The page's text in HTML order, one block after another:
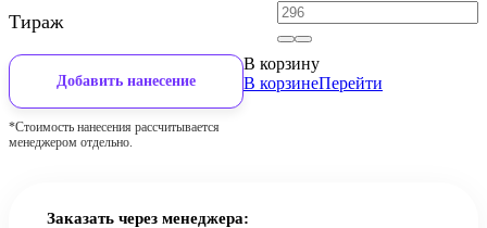
Тираж
Добавить нанесение
*Стоимость нанесения рассчитывается
менеджером отдельно.
В корзину
В корзинеПерейти
Заказать через менеджера: